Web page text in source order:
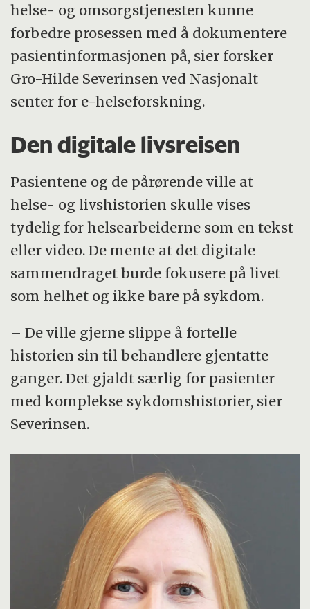
helse- og omsorgstjenesten kunne
forbedre prosessen med å dokumentere
pasientinformasjonen på, sier forsker
Gro-Hilde Severinsen ved Nasjonalt
senter for e-helseforskning.
Den digitale livsreisen
Pasientene og de pårørende ville at
helse- og livshistorien skulle vises
tydelig for helsearbeiderne som en tekst
eller video. De mente at det digitale
sammendraget burde fokusere på livet
som helhet og ikke bare på sykdom.
– De ville gjerne slippe å fortelle
historien sin til behandlere gjentatte
ganger. Det gjaldt særlig for pasienter
med komplekse sykdomshistorier, sier
Severinsen.